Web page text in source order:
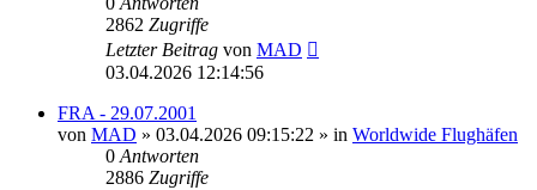
2862 Zugriffe
Letzter Beitrag von MAD
03.04.2026 12:14:56
FRA - 29.07.2001
von MAD » 03.04.2026 09:15:22 » in Worldwide Flughäfen
0 Antworten
2886 Zugriffe